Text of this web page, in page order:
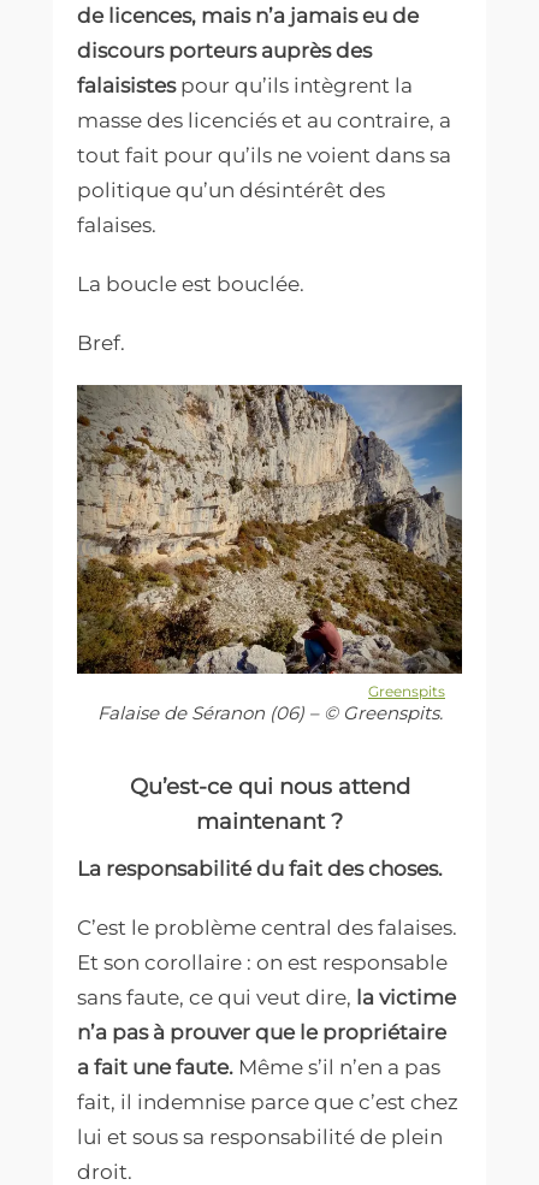
de licences, mais n’a jamais eu de
discours porteurs auprès des
falaisistespour qu’ils intègrent la
masse des licenciés et au contraire, a
tout fait pour qu’ils ne voient dans sa
politique qu’un désintérêt des
falaises.
La boucle est bouclée.
Bref.
Greenspits
Falaise de Séranon (06) – © Greenspits.
Qu’est-ce qui nous attend
maintenant ?
La responsabilité du fait des choses.
C’est le problème central des falaises.
Et son corollaire : on est responsable
sans faute, ce qui veut dire, la victime
n’a pas à prouver que le propriétaire
a fait une faute. Même s’il n’en a pas
fait, il indemnise parce que c’est chez
lui et sous sa responsabilité de plein
droit.